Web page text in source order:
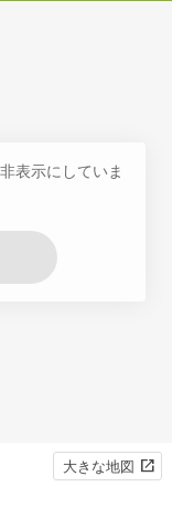
表示にしていま
大きな地図